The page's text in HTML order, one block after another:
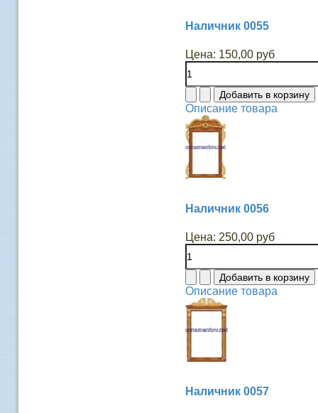
Наличник 0055
Цена: 150,00 руб
Описание товара
Наличник 0056
Цена: 250,00 руб
Описание товара
Наличник 0057